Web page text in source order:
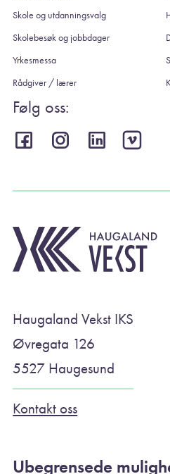
Skole og utdanningsvalg
Skolebesøk og jobbdager
Yrkesmessa
Rådgiver / lærer
Følg oss:
Haugaland Vekst IKS
Øvregata 126
5527 Haugesund
Kontakt oss
Ubegrensede